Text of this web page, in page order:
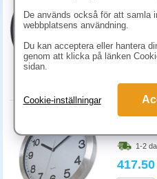
Vanliga frågor och svar
Vilken kontorsklocka passar
En tyst väggur (utan tickande
standard, synlig från hela rummet
är ett alternativ när flera tidszoner
Analog eller digital
Analog är klassisk och syns på
receptioner. Digital visar exakt tid
internationella företag. Välj
ska visa exakt samma tid.
1-2
De används också för att samla
webbplatsens användning.
Du kan acceptera eller hantera
genom att klicka på länken
sidan.
Cookie-inställningar